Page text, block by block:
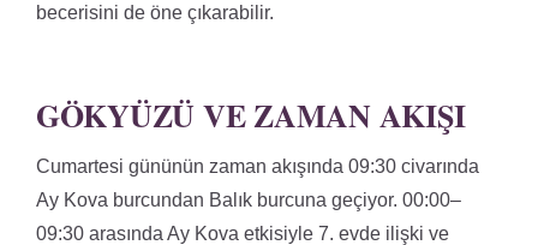
becerisini de öne çıkarabilir.
GÖKYÜZÜ VE ZAMAN AKIŞI
Cumartesi gününün zaman akışında 09:30 civarında
Ay Kova burcundan Balık burcuna geçiyor. 00:00–
09:30 arasında Ay Kova etkisiyle 7. evde ilişki ve